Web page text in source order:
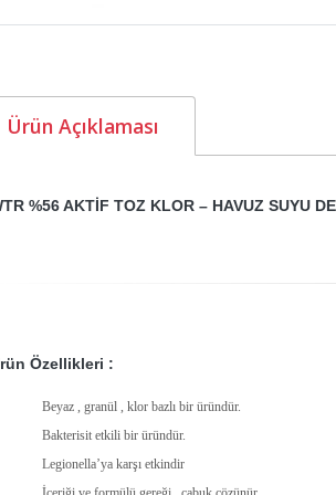
Ürün Açıklaması
%56 AKTİF TOZ KLOR – HAVUZ SUYU
Özellikleri :
Beyaz , granül , klor bazlı bir üründür.
Bakterisit etkili bir üründür.
Legionella’ya karşı etkindir